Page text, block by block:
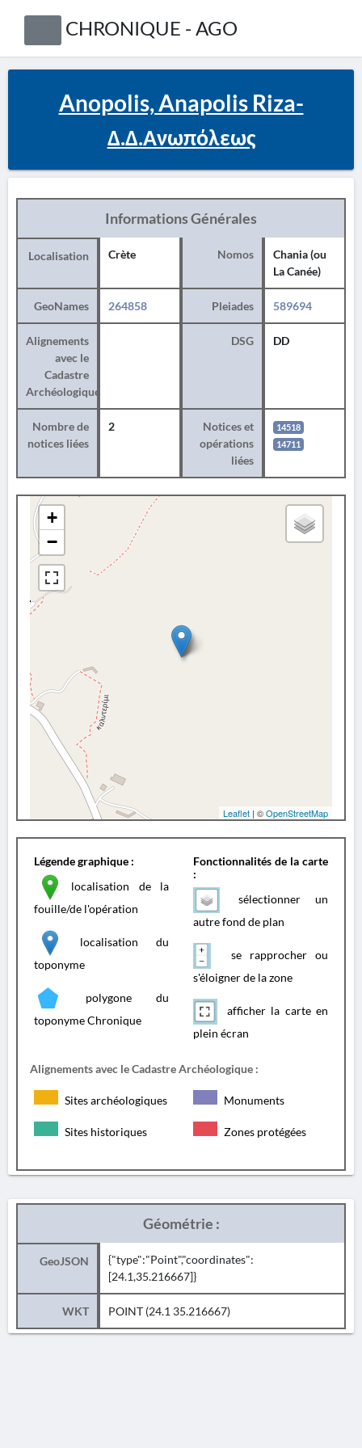
CHRONIQUE - AGO
Anopolis, Anapolis Riza-
Δ.Δ.Ανωπόλεως
Informations Générales
Localisation Crète Nomos
Chania (ou
La Canée)
GeoNames 264858 Pleiades 589694
Alignements
avec le
Cadastre
Archéologique
DSG DD
Nombre de
notices liées
2
Notices et
opérations
liées
14518
14711
+
−
Leaflet | ©OpenStreetMap
Légende graphique :
localisation de la
fouille/de l'opération
localisation du
toponyme
polygone du
toponyme Chronique
Fonctionnalités de la carte
:
sélectionner un
autre fond de plan
se rapprocher ou
s'éloigner de la zone
afficher la carte en
plein écran
Alignements avec le Cadastre Archéologique :
Sites archéologiques Monuments
Sites historiques Zones protégées
Géométrie :
GeoJSON
{"type":"Point","coordinates":
[24.1,35.216667]}
WKT POINT (24.1 35.216667)